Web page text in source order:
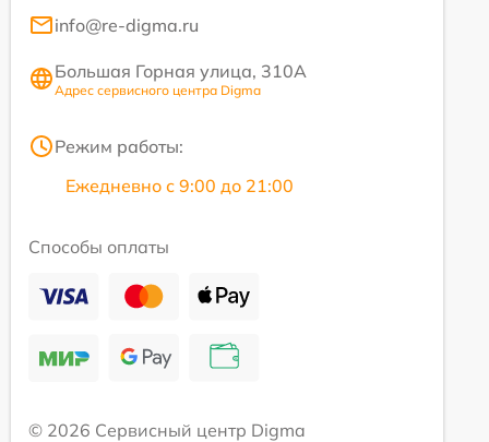
info@re-digma.ru
Большая Горная улица, 310А
Адрес сервисного центра Digma
Режим работы:
Ежедневно с 9:00 до 21:00
Способы оплаты
© 2026 Сервисный центр Digma